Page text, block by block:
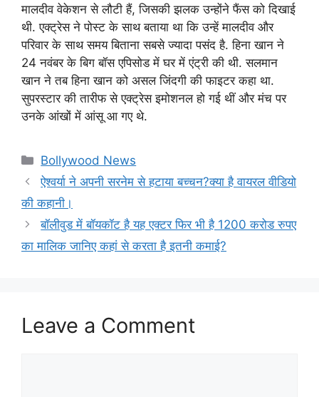
मालदीव वेकेशन से लौटी हैं, जिसकी झलक उन्होंने फैंस को दिखाई
थी. एक्ट्रेस ने पोस्ट के साथ बताया था कि उन्हें मालदीव और
परिवार के साथ समय बिताना सबसे ज्यादा पसंद है. हिना खान ने
24 नवंबर के बिग बॉस एपिसोड में घर में एंट्री की थी. सलमान
खान ने तब हिना खान को असल जिंदगी की फाइटर कहा था.
सुपरस्टार की तारीफ से एक्ट्रेस इमोशनल हो गई थीं और मंच पर
उनके आंखों में आंसू आ गए थे.
Categories
Bollywood News
ऐश्वर्या ने अपनी सरनेम से हटाया बच्चन?क्या है वायरल वीडियो
की कहानी।
बॉलीवुड में बॉयकॉट है यह एक्टर फिर भी है 1200 करोड रुपए
का मालिक जानिए कहां से करता है इतनी कमाई?
Leave a Comment